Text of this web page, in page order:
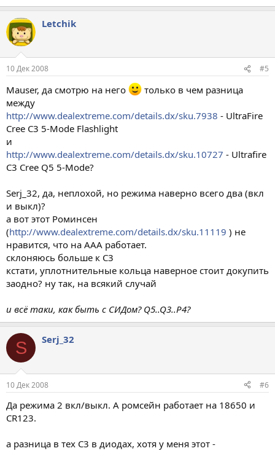
Letchik
10 Дек 2008 #5
Mauser, да смотрю на него
только в чем разница
между
http://www.dealextreme.com/details.dx/sku.7938 - UltraFire
Cree C3 5-Mode Flashlight
и
http://www.dealextreme.com/details.dx/sku.10727 - Ultrafire
C3 Cree Q5 5-Mode?
Serj_32, да, неплохой, но режима наверно всего два (вкл
и выкл)?
а вот этот Роминсен
(http://www.dealextreme.com/details.dx/sku.11119 ) не
нравится, что на ААА работает.
склоняюсь больше к C3
кстати, уплотнительные кольца наверное стоит докупить
заодно? ну так, на всякий случай
и всё таки, как быть с СИДом? Q5..Q3..P4?
S Serj_32
10 Дек 2008 #6
Да режима 2 вкл/выкл. А ромсейн работает на 18650 и
CR123.
а разница в тех С3 в диодах, хотя у меня этот -